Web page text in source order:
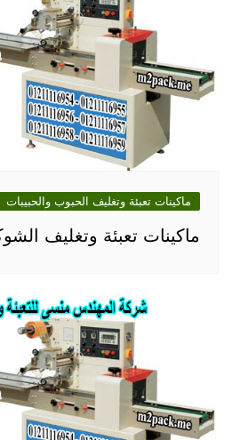
ماكينات تعبئة وتغليف الحبوب والحبيبات
ماكينات تعبئة وتغليف